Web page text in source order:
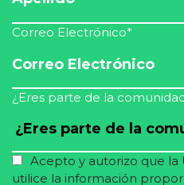
Correo Electrónico*
¿Eres parte de la
Acepto y autorizo que la
utilice la información